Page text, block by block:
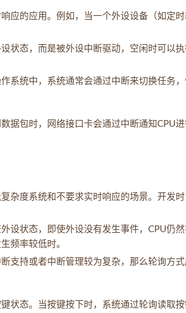
应的应用。例如，当一个外设设备（如定
状态，而是被外设中断驱动，空闲时可以
系统中，系统通常会通过中断来切换任务
据包时，网络接口卡会通过中断通知CPU
杂度系统和不要求实时响应的场景。开发
设状态，即使外设没有发生事件，CPU仍
频率较低时。
支持或者中断管理较为复杂，那么轮询方
状态。当按键按下时，系统通过轮询读取按